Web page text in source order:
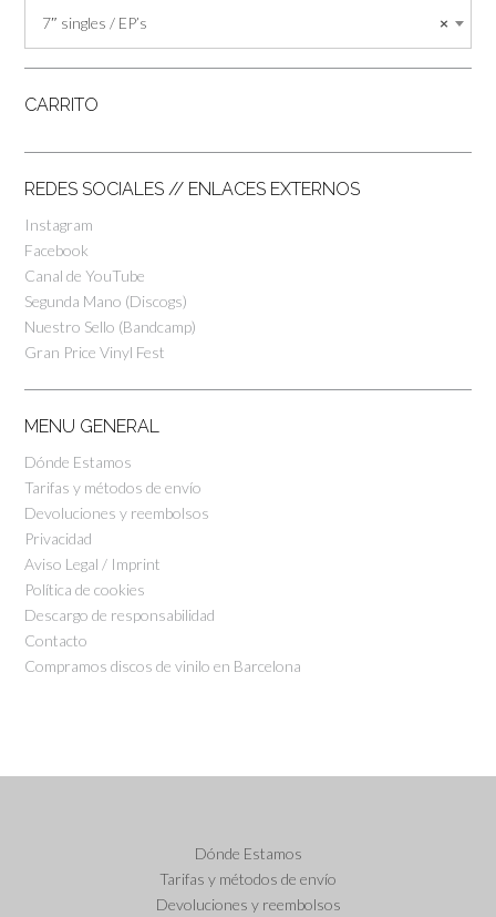
×
7″ singles / EP’s
CARRITO
REDES SOCIALES // ENLACES EXTERNOS
Instagram
Facebook
Canal de YouTube
Segunda Mano (Discogs)
Nuestro Sello (Bandcamp)
Gran Price Vinyl Fest
MENU GENERAL
Dónde Estamos
Tarifas y métodos de envío
Devoluciones y reembolsos
Privacidad
Aviso Legal / Imprint
Política de cookies
Descargo de responsabilidad
Contacto
Compramos discos de vinilo en Barcelona
Dónde Estamos
Tarifas y métodos de envío
Devoluciones y reembolsos